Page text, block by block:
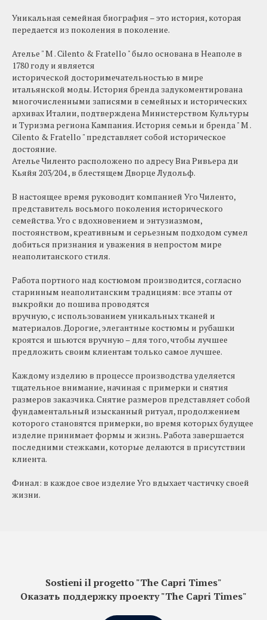
Уникальная семейная биография – это история, которая
передается из поколения в поколение.
Ателье " M . Cilentо & Fratello " было основана в Неаполе в
1780 году и является
исторической досторимечательностью в мире
итальянской моды. История бренда задукоментирована
многочисленными записями в семейных и исторических
архивах Италии, подтверждена Министерством Культуры
и Туризма региона Кампания. История семьи и бренда " M .
Cilentо & Fratello " представляет собой историческое
достояние.
Ателье Чиленто расположено по адресу Виа Ривьера ди
Кьяйя 203/204 , в блестящем Дворце Лудольф.
В настоящее время руководит компанией Уго Чиленто,
представитель восьмого поколения исторического
семейства. Уго с вдохновением и энтузиазмом,
постоянством, креативным и серьезным подходом сумел
добиться признания и уважения в непростом мире
неаполитанского стиля.
Работа портного над костюмом производится, согласно
старинным неаполитанским традициям: все этапы от
выкройки до пошива проводятся
вручную, с использованием уникальных тканей и
материалов. Дорогие, элегантные костюмы и рубашки
кроятся и шьются вручную – для того, чтобы лучшее
предложить своим клиентам только самое лучшее.
Каждому изделию в процессе производства уделяется
тщательное внимание, начиная с примерки и снятия
размеров заказчика. Снятие размеров представляет собой
фундаментальный изысканный ритуал, продолжением
которого становятся примерки, во время которых будущее
изделие принимает формы и жизнь. Работа завершается
последними стежками, которые делаются в присутствии
клиента.
Финал: в каждое свое изделие Уго вдыхает частичку своей
жизни.
Sostieni il progetto "The Capri Times"
Оказать поддержку проекту "The Capri Times"